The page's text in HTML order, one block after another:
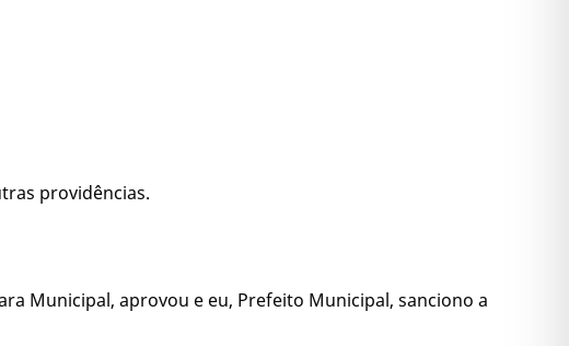
providências.
Municipal, aprovou e eu, Prefeito Municipal, sanciono a